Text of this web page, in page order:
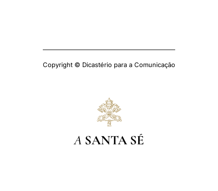
Copyright © Dicastério para a Comunicação
A SANTA SÉ